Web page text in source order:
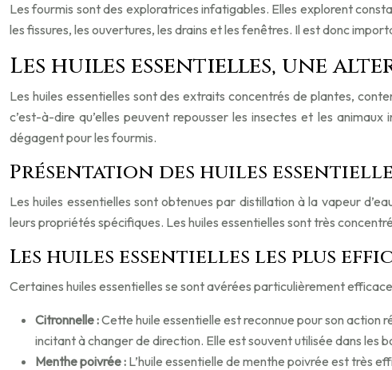
Les fourmis sont des exploratrices infatigables. Elles explorent
les fissures, les ouvertures, les drains et les fenêtres. Il est donc
Les huiles essentielles, une
Les huiles essentielles sont des extraits concentrés de plantes,
c’est-à-dire qu’elles peuvent repousser les insectes et les
dégagent pour les fourmis.
Présentation des huiles
Les huiles essentielles sont obtenues par distillation à la vapeur
leurs propriétés spécifiques. Les huiles essentielles sont très
Les huiles essentielles les plus
Certaines huiles essentielles se sont avérées particulièrement
Citronnelle :Cette huile essentielle est reconnue pour son action
incitant à changer de direction. Elle est souvent utilisée dans les
Menthe poivrée : L’huile essentielle de menthe poivrée est très